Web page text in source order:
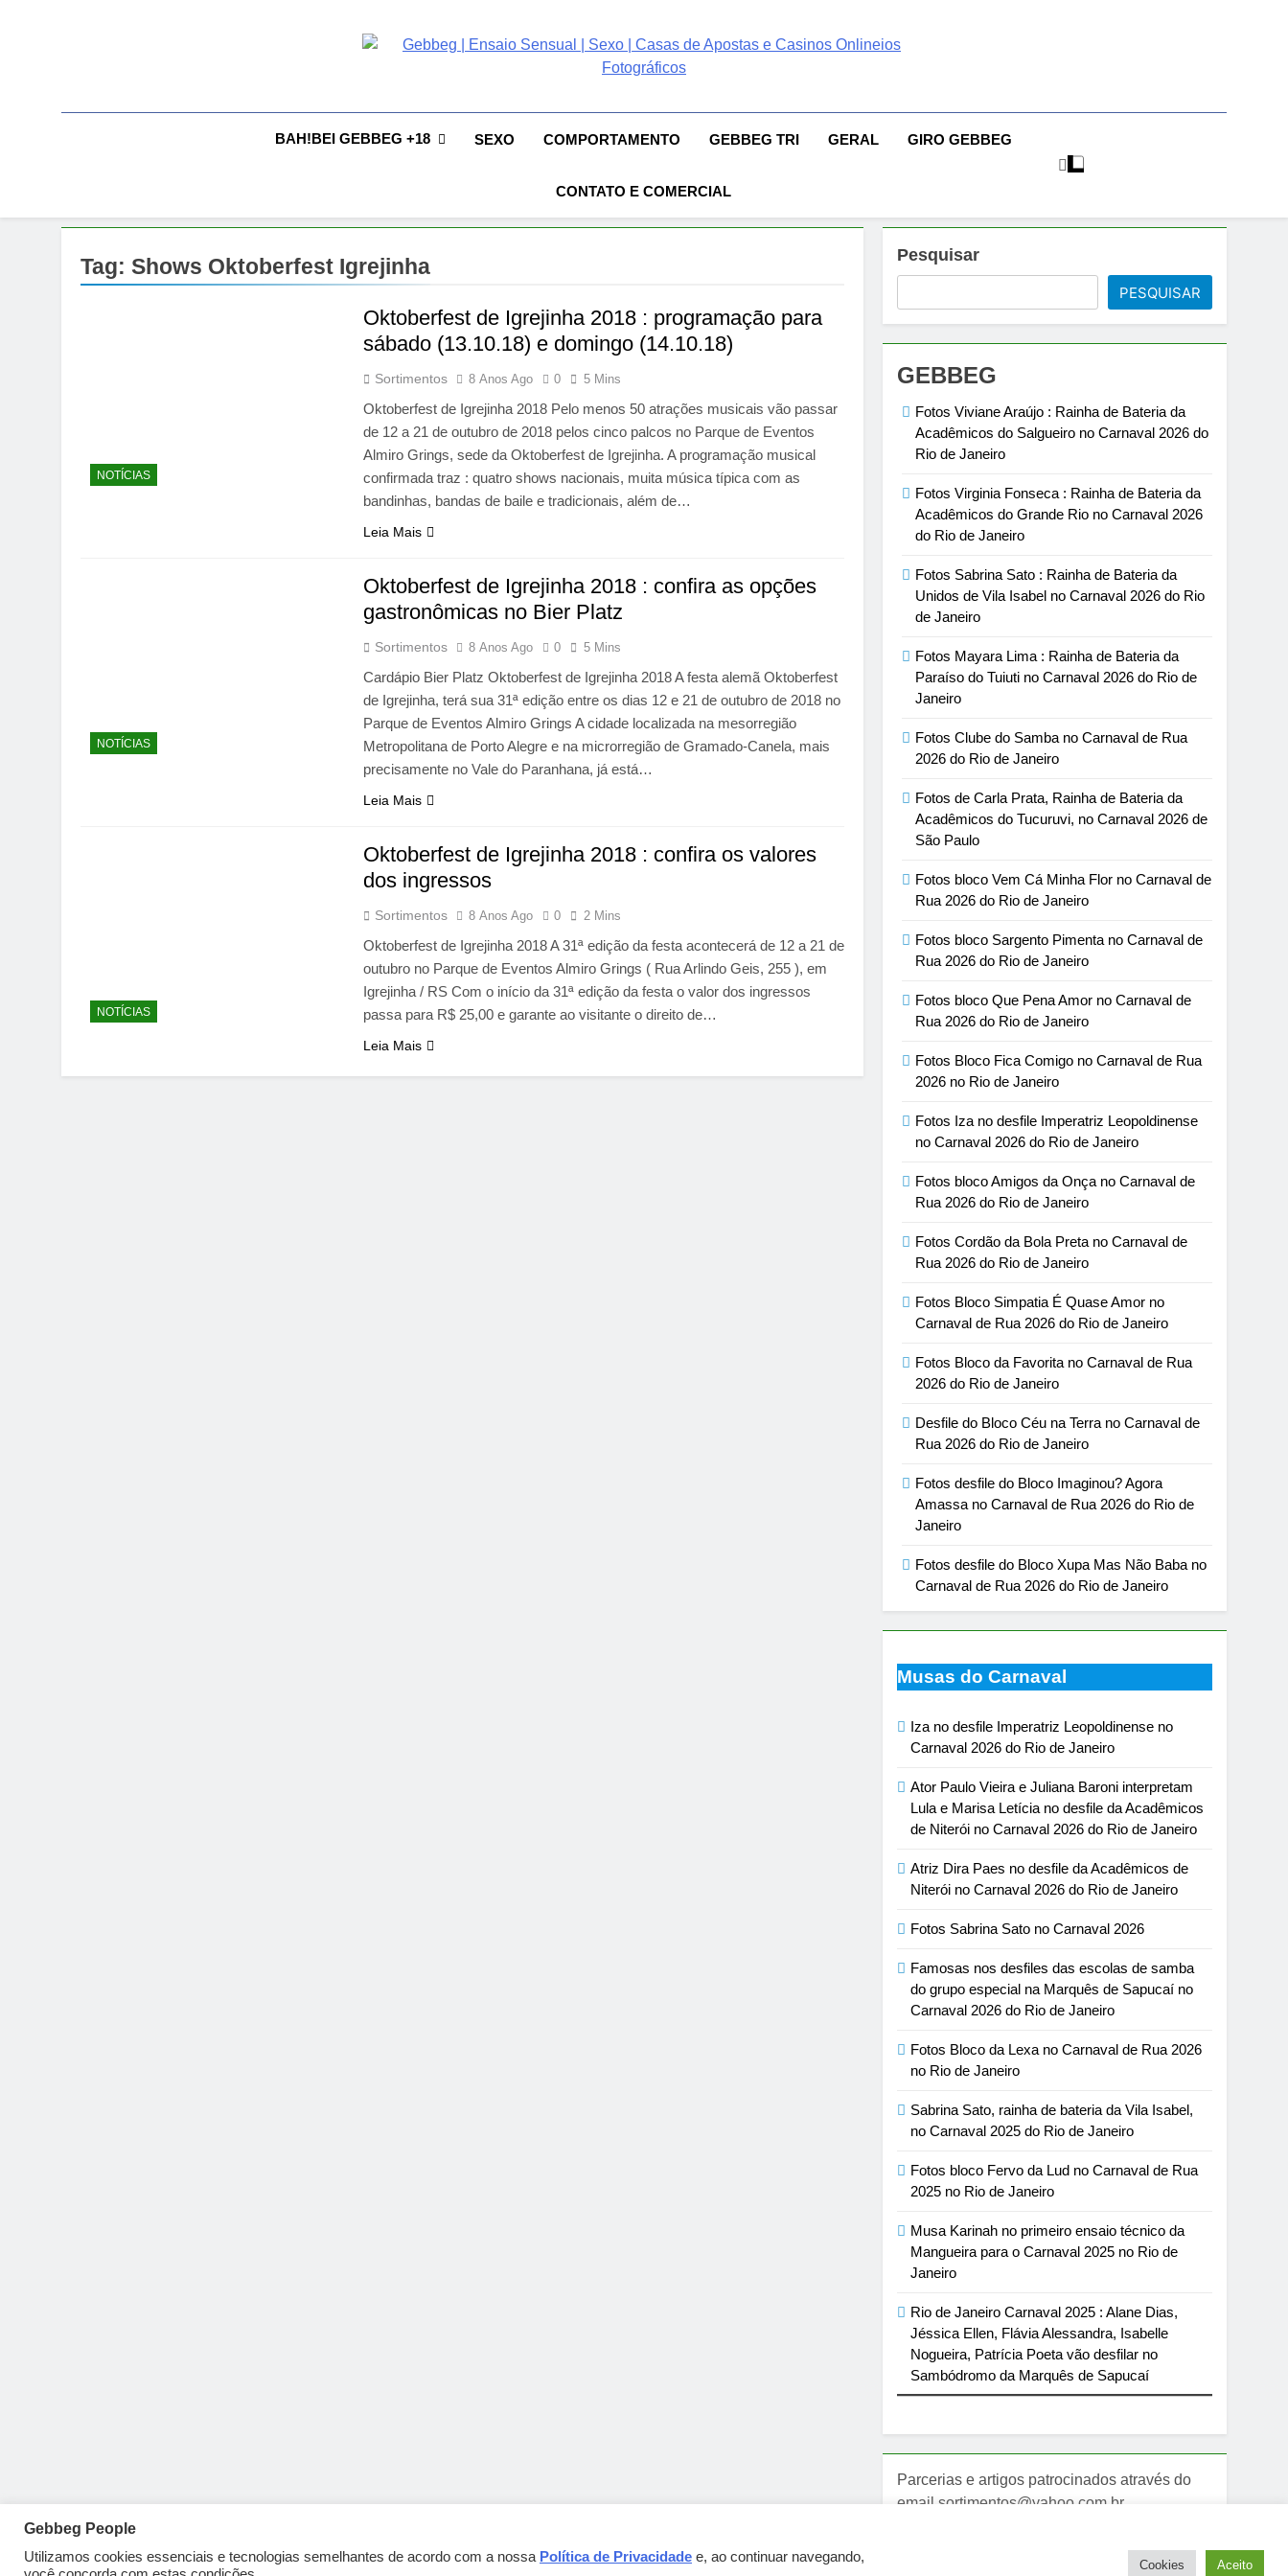
Gebbeg | Ensaio Sensual | Sexo | Casas De
Apostas E Casinos Onlineios Fotográficos
People! Musas Brasileiras Sexy Gebbeg People! Musas Brasileiras Sensual
BAH!BEI GEBBEG +18 SEXO COMPORTAMENTO GEBBEG TRI GERAL GIRO GEBBEG
CONTATO E COMERCIAL
Tag: Shows Oktoberfest Igrejinha
NOTÍCIAS
Oktoberfest de Igrejinha 2018 : programação para
sábado (13.10.18) e domingo (14.10.18)
Sortimentos 8 Anos Ago 0 5 Mins
Oktoberfest de Igrejinha 2018 Pelo menos 50 atrações musicais vão passar
de 12 a 21 de outubro de 2018 pelos cinco palcos no Parque de Eventos
Almiro Grings, sede da Oktoberfest de Igrejinha. A programação musical
confirmada traz : quatro shows nacionais, muita música típica com as
bandinhas, bandas de baile e tradicionais, além de…
Leia Mais
NOTÍCIAS
Oktoberfest de Igrejinha 2018 : confira as opções
gastronômicas no Bier Platz
Sortimentos 8 Anos Ago 0 5 Mins
Cardápio Bier Platz Oktoberfest de Igrejinha 2018 A festa alemã Oktoberfest
de Igrejinha, terá sua 31ª edição entre os dias 12 e 21 de outubro de 2018 no
Parque de Eventos Almiro Grings A cidade localizada na mesorregião
Metropolitana de Porto Alegre e na microrregião de Gramado-Canela, mais
precisamente no Vale do Paranhana, já está…
Leia Mais
NOTÍCIAS
Oktoberfest de Igrejinha 2018 : confira os valores
dos ingressos
Sortimentos 8 Anos Ago 0 2 Mins
Oktoberfest de Igrejinha 2018 A 31ª edição da festa acontecerá de 12 a 21 de
outubro no Parque de Eventos Almiro Grings ( Rua Arlindo Geis, 255 ), em
Igrejinha / RS Com o início da 31ª edição da festa o valor dos ingressos
passa para R$ 25,00 e garante ao visitante o direito de…
Leia Mais
Pesquisar
PESQUISAR
GEBBEG
Fotos Viviane Araújo : Rainha de Bateria da
Acadêmicos do Salgueiro no Carnaval 2026 do
Rio de Janeiro
Fotos Virginia Fonseca : Rainha de Bateria da
Acadêmicos do Grande Rio no Carnaval 2026
do Rio de Janeiro
Fotos Sabrina Sato : Rainha de Bateria da
Unidos de Vila Isabel no Carnaval 2026 do Rio
de Janeiro
Fotos Mayara Lima : Rainha de Bateria da
Paraíso do Tuiuti no Carnaval 2026 do Rio de
Janeiro
Fotos Clube do Samba no Carnaval de Rua
2026 do Rio de Janeiro
Fotos de Carla Prata, Rainha de Bateria da
Acadêmicos do Tucuruvi, no Carnaval 2026 de
São Paulo
Fotos bloco Vem Cá Minha Flor no Carnaval de
Rua 2026 do Rio de Janeiro
Fotos bloco Sargento Pimenta no Carnaval de
Rua 2026 do Rio de Janeiro
Fotos bloco Que Pena Amor no Carnaval de
Rua 2026 do Rio de Janeiro
Fotos Bloco Fica Comigo no Carnaval de Rua
2026 no Rio de Janeiro
Fotos Iza no desfile Imperatriz Leopoldinense
no Carnaval 2026 do Rio de Janeiro
Fotos bloco Amigos da Onça no Carnaval de
Rua 2026 do Rio de Janeiro
Fotos Cordão da Bola Preta no Carnaval de
Rua 2026 do Rio de Janeiro
Fotos Bloco Simpatia É Quase Amor no
Carnaval de Rua 2026 do Rio de Janeiro
Fotos Bloco da Favorita no Carnaval de Rua
2026 do Rio de Janeiro
Desfile do Bloco Céu na Terra no Carnaval de
Rua 2026 do Rio de Janeiro
Fotos desfile do Bloco Imaginou? Agora
Amassa no Carnaval de Rua 2026 do Rio de
Janeiro
Fotos desfile do Bloco Xupa Mas Não Baba no
Carnaval de Rua 2026 do Rio de Janeiro
Musas do Carnaval
Iza no desfile Imperatriz Leopoldinense no
Carnaval 2026 do Rio de Janeiro
Ator Paulo Vieira e Juliana Baroni interpretam
Lula e Marisa Letícia no desfile da Acadêmicos
de Niterói no Carnaval 2026 do Rio de Janeiro
Atriz Dira Paes no desfile da Acadêmicos de
Niterói no Carnaval 2026 do Rio de Janeiro
Fotos Sabrina Sato no Carnaval 2026
Famosas nos desfiles das escolas de samba
do grupo especial na Marquês de Sapucaí no
Carnaval 2026 do Rio de Janeiro
Fotos Bloco da Lexa no Carnaval de Rua 2026
no Rio de Janeiro
Sabrina Sato, rainha de bateria da Vila Isabel,
no Carnaval 2025 do Rio de Janeiro
Fotos bloco Fervo da Lud no Carnaval de Rua
2025 no Rio de Janeiro
Musa Karinah no primeiro ensaio técnico da
Mangueira para o Carnaval 2025 no Rio de
Janeiro
Rio de Janeiro Carnaval 2025 : Alane Dias,
Jéssica Ellen, Flávia Alessandra, Isabelle
Nogueira, Patrícia Poeta vão desfilar no
Sambódromo da Marquês de Sapucaí
Parcerias e artigos patrocinados através do
email sortimentos@yahoo.com.br
Gebbeg Powered ByBlazeThemes
Gebbeg People
Utilizamos cookies essenciais e tecnologias semelhantes de acordo com a nossa Política de Privacidade e, ao continuar navegando,
Cookies Aceito